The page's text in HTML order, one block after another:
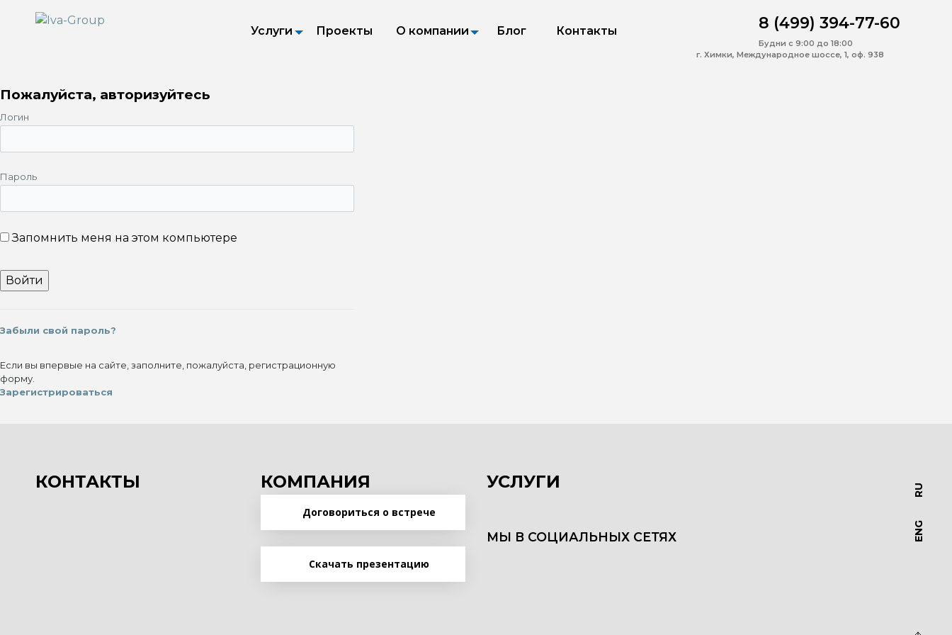
Услуги Проекты О компании Блог Контакты 8 (499) 394-77-60
Будни с 9:00 до 18:00
г. Химки, Международное шоссе, 1, оф. 938
Пожалуйста, авторизуйтесь
Логин
Пароль
Запомнить меня на этом компьютере
Забыли свой пароль?
Если вы впервые на сайте, заполните, пожалуйста, регистрационную
форму.
Зарегистрироваться
КОНТАКТЫ КОМПАНИЯ
Договориться о встрече
Скачать презентацию
УСЛУГИ
МЫ В СОЦИАЛЬНЫХ СЕТЯХ ENG
RU